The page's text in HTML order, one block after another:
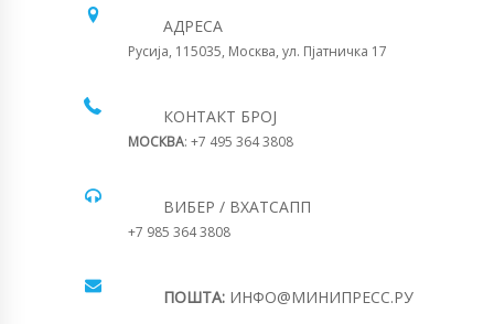
АДРЕСА
Русија, 115035, Москва, ул. Пјатничка 17
КОНТАКТ БРОЈ
МОСКВА: +7 495 364 3808
ВИБЕР / ВХАТСАПП
+7 985 364 3808
ПОШТА: ИНФО@МИНИПРЕСС.РУ